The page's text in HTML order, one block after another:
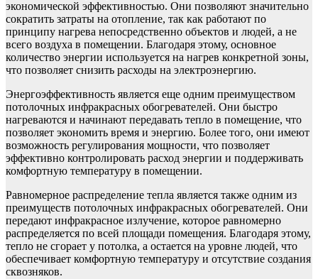
экономической эффективностью. Они позволяют значительно
сократить затраты на отопление, так как работают по
принципу нагрева непосредственно объектов и людей, а не
всего воздуха в помещении. Благодаря этому, основное
количество энергии используется на нагрев конкретной зоны,
что позволяет снизить расходы на электроэнергию.
Энергоэффективность является еще одним преимуществом
потолочных инфракрасных обогревателей. Они быстро
нагреваются и начинают передавать тепло в помещение, что
позволяет экономить время и энергию. Более того, они имеют
возможность регулирования мощности, что позволяет
эффективно контролировать расход энергии и поддерживать
комфортную температуру в помещении.
Равномерное распределение тепла является также одним из
преимуществ потолочных инфракрасных обогревателей. Они
передают инфракрасное излучение, которое равномерно
распределяется по всей площади помещения. Благодаря этому,
тепло не сгорает у потолка, а остается на уровне людей, что
обеспечивает комфортную температуру и отсутствие создания
сквозняков.